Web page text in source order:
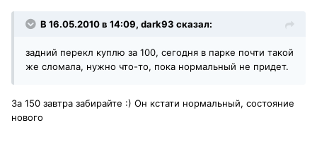
В 16.05.2010 в 14:09, dark93 сказал:
задний перекл куплю за 100, сегодня в парке почти такой
же сломала, нужно что-то, пока нормальный не придет.
За 150 завтра забирайте :) Он кстати нормальный, состояние
нового